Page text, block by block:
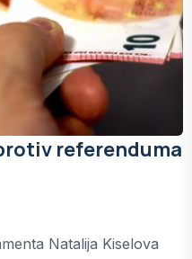
referenduma
Natalija Kiselova